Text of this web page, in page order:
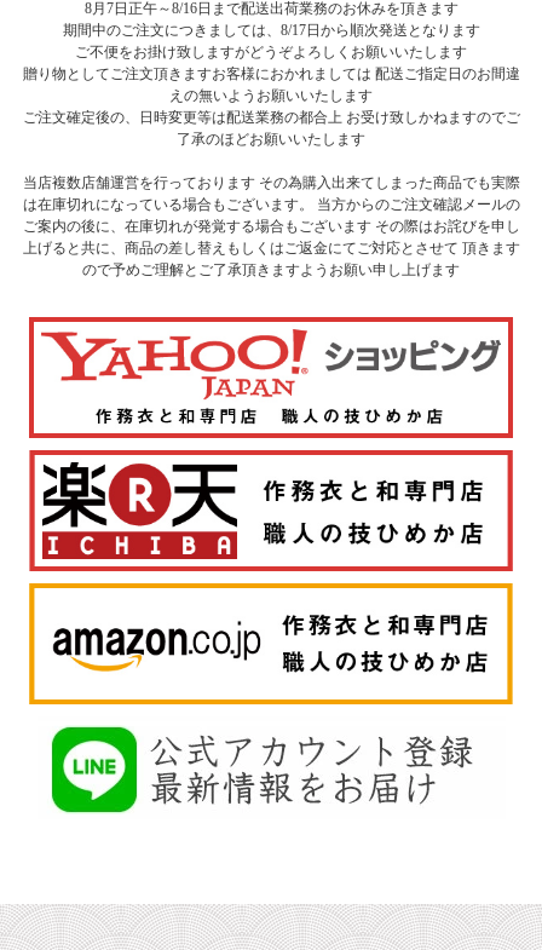
8月7日正午～8/16日まで配送出荷業務のお休みを頂きます
期間中のご注文につきましては、8/17日から順次発送となります
ご不便をお掛け致しますがどうぞよろしくお願いいたします
贈り物としてご注文頂きますお客様におかれましては 配送ご指定日のお間違
えの無いようお願いいたします
ご注文確定後の、日時変更等は配送業務の都合上 お受け致しかねますのでご
了承のほどお願いいたします
当店複数店舗運営を行っております その為購入出来てしまった商品でも実際
は在庫切れになっている場合もございます。 当方からのご注文確認メールの
ご案内の後に、在庫切れが発覚する場合もございます その際はお詫びを申し
上げると共に、商品の差し替えもしくはご返金にてご対応とさせて 頂きます
ので予めご理解とご了承頂きますようお願い申し上げます